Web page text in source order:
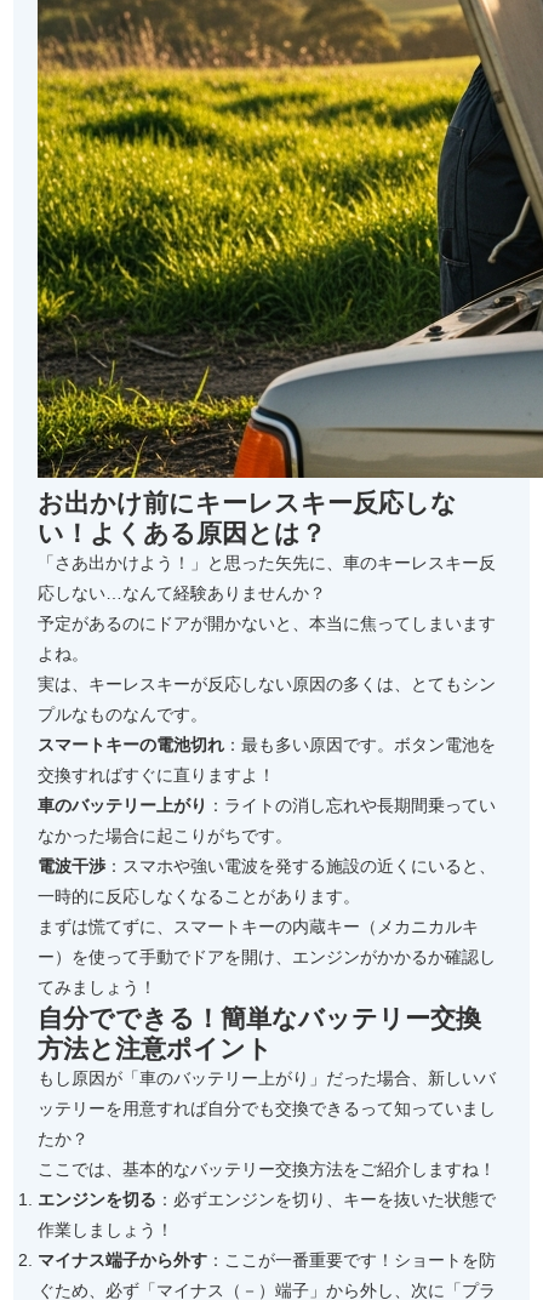
お出かけ前にキーレスキー反応しな
い！よくある原因とは？
「さあ出かけよう！」と思った矢先に、車のキーレスキー反
応しない…なんて経験ありませんか？
予定があるのにドアが開かないと、本当に焦ってしまいます
よね。
実は、キーレスキーが反応しない原因の多くは、とてもシン
プルなものなんです。
スマートキーの電池切れ ：最も多い原因です。ボタン電池を
交換すればすぐに直りますよ！
車のバッテリー上がり ：ライトの消し忘れや長期間乗ってい
なかった場合に起こりがちです。
電波干渉 ：スマホや強い電波を発する施設の近くにいると、
一時的に反応しなくなることがあります。
まずは慌てずに、スマートキーの内蔵キー（メカニカルキ
ー）を使って手動でドアを開け、エンジンがかかるか確認し
てみましょう！
自分でできる！簡単なバッテリー交換
方法と注意ポイント
もし原因が「車のバッテリー上がり」だった場合、新しいバ
ッテリーを用意すれば自分でも交換できるって知っていまし
たか？
ここでは、基本的なバッテリー交換方法をご紹介しますね！
エンジンを切る ：必ずエンジンを切り、キーを抜いた状態で
作業しましょう！
マイナス端子から外す ：ここが一番重要です！ショートを防
ぐため、必ず「マイナス（－）端子」から外し、次に「プラ